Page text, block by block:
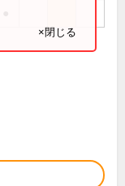
×閉じる